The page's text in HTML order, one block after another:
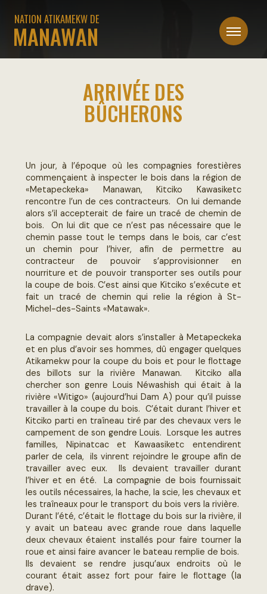
NATION ATIKAMEKW DE
MANAWAN
SÉDENTARISATION
DANS
RÉSERVE
ATIKAMEKW
PROPOS
JOINDRE
ARRIVÉE DES
BÛCHERONS
Un jour, à l’époque où les compagnies forestières
commençaient à inspecter le bois dans la région de
«Metapeckeka» Manawan, Kitciko Kawasiketc
rencontre l’un de ces contracteurs. On lui demande
alors s’il accepterait de faire un tracé de chemin de
bois. On lui dit que ce n’est pas nécessaire que le
chemin passe tout le temps dans le bois, car c’est
un chemin pour l’hiver, afin de permettre au
contracteur de pouvoir s’approvisionner en
nourriture et de pouvoir transporter ses outils pour
la coupe de bois. C’est ainsi que Kitciko s’exécute et
fait un tracé de chemin qui relie la région à St-
Michel-des-Saints «Matawak».
La compagnie devait alors s’installer à Metapeckeka
et en plus d’avoir ses hommes, dû engager quelques
Atikamekw pour la coupe du bois et pour le flottage
des billots sur la rivière Manawan. Kitciko alla
chercher son genre Louis Néwashish qui était à la
rivière «Witigo» (aujourd’hui Dam A) pour qu’il puisse
travailler à la coupe du bois. C’était durant l’hiver et
Kitciko parti en traîneau tiré par des chevaux vers le
campement de son gendre Louis. Lorsque les autres
familles, Nipinatcac et Kawaasiketc entendirent
parler de cela, ils vinrent rejoindre le groupe afin de
travailler avec eux. Ils devaient travailler durant
l’hiver et en été. La compagnie de bois fournissait
les outils nécessaires, la hache, la scie, les chevaux et
les traîneaux pour le transport du bois vers la rivière.
Durant l’été, c’était le flottage du bois sur la rivière, il
y avait un bateau avec grande roue dans laquelle
deux chevaux étaient installés pour faire tourner la
roue et ainsi faire avancer le bateau remplie de bois.
Ils devaient se rendre jusqu’aux endroits où le
courant était assez fort pour faire le flottage (la
drave).